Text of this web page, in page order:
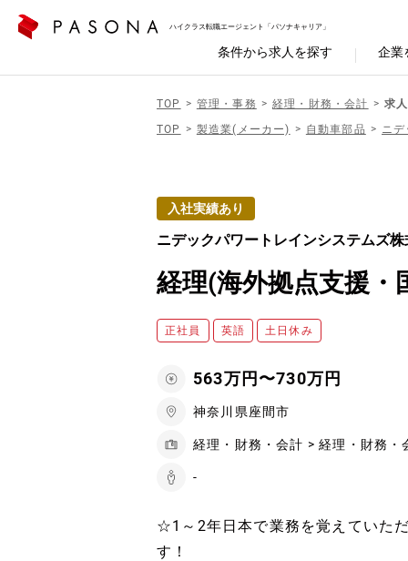
ハイクラス転職エージェント「パソナキャリア」
条件から求人を探す 企業
TOP 管理・事務 経理・財務・会計
求
TOP
製造業(メーカー) 自動車部品 ニ
入社実績あり
ニデックパワートレインシステムズ
経理(海外拠点支援・
正社員 英語 土日休み
563万円〜730万円
神奈川県座間市
経理・財務・会計 > 経理・財務・
-
☆1～2年日本で業務を覚えていた
す！